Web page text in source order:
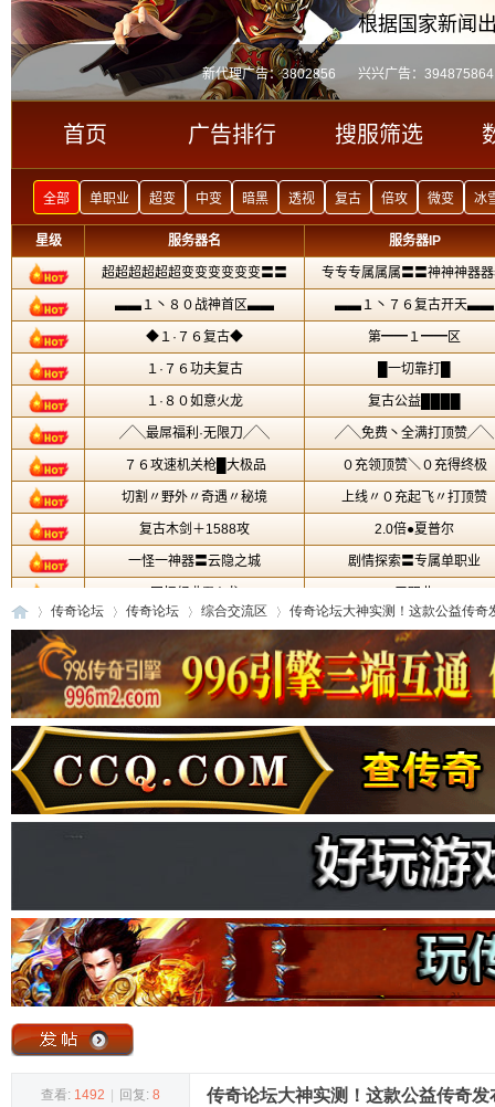
传
奇
»
传奇论坛
›
传奇论坛 综合交流区
›
传奇论坛大神实测！这款公益传奇
查看: 1492 回复: 8 传奇论坛大神实测！这款公益传奇